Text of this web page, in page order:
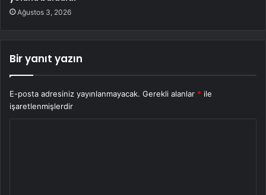
Ağustos 3, 2026
Bir yanıt yazın
E-posta adresiniz yayınlanmayacak. Gerekli alanlar * ile
işaretlenmişlerdir